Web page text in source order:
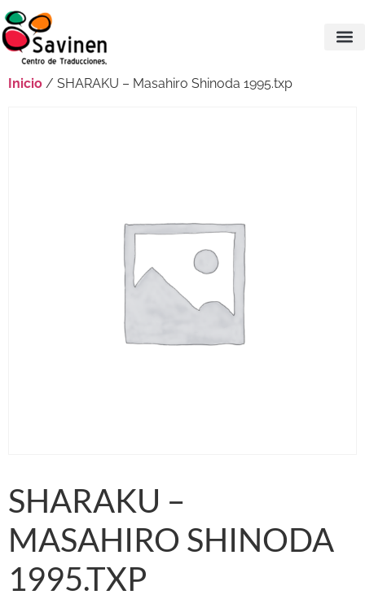
Inicio / SHARAKU – Masahiro Shinoda 1995.txp
SHARAKU –
MASAHIRO SHINODA
1995.TXP